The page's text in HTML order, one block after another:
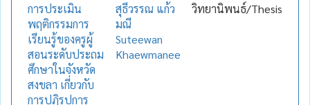
การประเมิน
พฤติกรรมการ
เรียนรู้ของครูผู้
สอนระดับประถม
ศึกษาในจังหวัด
สงขลา เกี่ยวกับ
การปฏิรูปการ
สุธีวรรณ แก้ว
มณี
Suteewan
Khaewmanee
วิทยานิพนธ์/Thesis